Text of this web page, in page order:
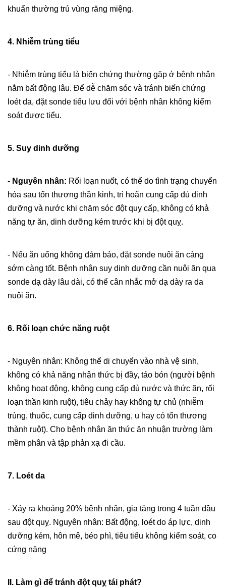
khuẩn thường trú vùng răng miệng.
4. Nhiễm trùng tiểu
- Nhiễm trùng tiểu là biến chứng thường gặp ở bệnh nhân
nằm bất động lâu. Để dễ chăm sóc và tránh biến chứng
loét da, đặt sonde tiểu lưu đối với bệnh nhân không kiểm
soát được tiểu.
5. Suy dinh dưỡng
- Nguyên nhân: Rối loạn nuốt, có thể do tình trạng chuyển
hóa sau tổn thương thần kinh, trì hoãn cung cấp đủ dinh
dưỡng và nước khi chăm sóc đột quỵ cấp, không có khả
năng tự ăn, dinh dưỡng kém trước khi bị đột quỵ.
- Nếu ăn uống không đảm bảo, đặt sonde nuôi ăn càng
sớm càng tốt. Bệnh nhân suy dinh dưỡng cần nuôi ăn qua
sonde dạ dày lâu dài, có thể cân nhắc mở dạ dày ra da
nuôi ăn.
6. Rối loạn chức năng ruột
- Nguyên nhân: Không thể di chuyển vào nhà vệ sinh,
không có khả năng nhận thức bị đầy, táo bón (người bệnh
không hoạt động, không cung cấp đủ nước và thức ăn, rối
loạn thần kinh ruột), tiêu chảy hay không tự chủ (nhiễm
trùng, thuốc, cung cấp dinh dưỡng, u hay có tổn thương
thành ruột). Cho bệnh nhân ăn thức ăn nhuận trường làm
mềm phân và tập phản xạ đi cầu.
7. Loét da
- Xảy ra khoảng 20% bệnh nhân, gia tăng trong 4 tuần đầu
sau đột quỵ. Nguyên nhân: Bất động, loét do áp lực, dinh
dưỡng kém, hôn mê, béo phì, tiêu tiểu không kiểm soát, co
cứng nặng
II. Làm gì để tránh đột quỵ tái phát?